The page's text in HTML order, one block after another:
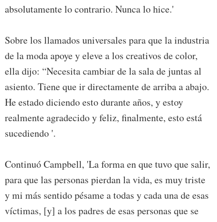
absolutamente lo contrario. Nunca lo hice.'
Sobre los llamados universales para que la industria
de la moda apoye y eleve a los creativos de color,
ella dijo: “Necesita cambiar de la sala de juntas al
asiento. Tiene que ir directamente de arriba a abajo.
He estado diciendo esto durante años, y estoy
realmente agradecido y feliz, finalmente, esto está
sucediendo '.
Continuó Campbell, 'La forma en que tuvo que salir,
para que las personas pierdan la vida, es muy triste
y mi más sentido pésame a todas y cada una de esas
víctimas, [y] a los padres de esas personas que se